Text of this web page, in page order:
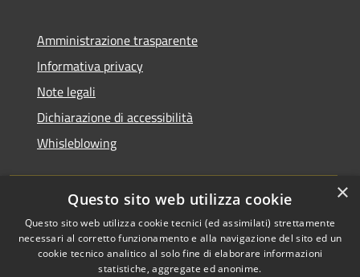
Amministrazione trasparente
Informativa privacy
Note legali
Dichiarazione di accessibilità
Whisleblowing
RSS
Accessibilità
Privacy
Copyright © 2026 • Comune di
Foggia • Powered by
Municipium
Accesso
×
Questo sito web utilizza cookie
Questo sito web utilizza cookie tecnici (ed assimilati) strettamente
necessari al corretto funzionamento e alla navigazione del sito ed un
cookie tecnico analitico al solo fine di elaborare informazioni
statistiche, aggregate ed anonime.